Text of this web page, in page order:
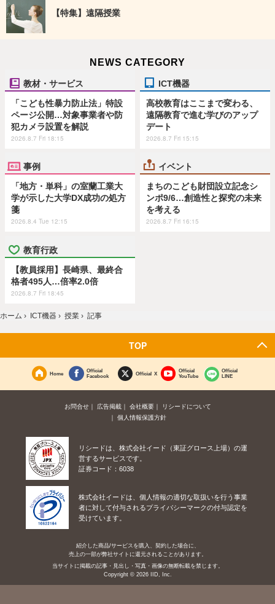
【特集】遠隔授業
NEWS CATEGORY
教材・サービス
「こども性暴力防止法」特設
ページ公開…対象事業者や防
犯カメラ設置を解説
2026.8.7 Fri 18:15
ICT機器
高校教育はここまで変わる、
遠隔教育で進む学びのアップ
デート
2026.8.7 Fri 15:15
事例
「地方・単科」の室蘭工業大
学が示した大学DX成功の処方
箋
2026.8.4 Tue 12:15
イベント
まちのこども財団設立記念シ
ンポ9/6…創造性と探究の未来
を考える
2026.8.7 Fri 16:15
教育行政
【教員採用】長崎県、最終合
格者495人…倍率2.0倍
2026.8.7 Fri 18:45
ホーム › ICT機器 › 授業 › 記事
TOP
Home
Official
Facebook
Official X
Official
YouTube
Official
LINE
お問合せ 広告掲載 会社概要
リシードについて
個人情報保護方針
リシードは、株式会社イード（東証グロース上場）の運
営するサービスです。
証券コード：6038
株式会社イードは、個人情報の適切な取扱いを行う事業
者に対して付与されるプライバシーマークの付与認定を
受けています。
紹介した商品/サービスを購入、契約した場合に、
売上の一部が弊社サイトに還元されることがあります。
当サイトに掲載の記事・見出し・写真・画像の無断転載を禁じます。
Copyright © 2026 IID, Inc.